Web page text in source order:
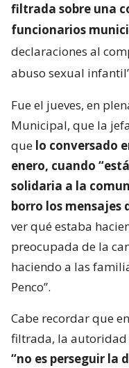
filtrada sobre una
funcionarios
declaraciones al
abuso sexual
Fue el jueves, en
Municipal, que la
que lo conversado
enero, cuando
solidaria a la
borro los mensajes
ver qué estaba
preocupada de la
haciendo a las
Penco”.
Cabe recordar que
filtrada, la
“no es perseguir la